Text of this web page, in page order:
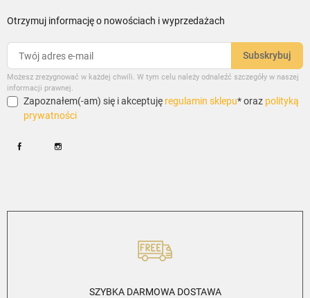
Otrzymuj informację o nowościach i wyprzedażach
Możesz zrezygnować w każdej chwili. W tym celu należy odnaleźć szczegóły w naszej
informacji prawnej.
Zapoznałem(-am) się i akceptuję regulamin sklepu* oraz polityką
prywatności
SZYBKA DARMOWA DOSTAWA